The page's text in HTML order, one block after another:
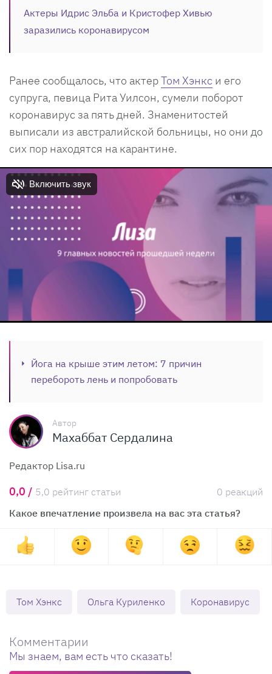
Актеры Идрис Эльба и Кристофер Хивью
заразились коронавирусом
Ранее сообщалось, что актерТом Хэнкс и его
супруга, певица Рита Уилсон, сумели поборот
коронавирус за пять дней. Знаменитостей
выписали из австралийской больницы, но они до
сих пор находятся на карантине.
Йога на крыше этим летом: 7 причин
перебороть лень и попробовать
Автор
Махаббат Сердалина
Редактор Lisa.ru
0,0 / 5,0 рейтинг статьи
0 реакций
Какое впечатление произвела на вас эта статья?
Том Хэнкс Ольга Куриленко Коронавирус
Комментарии
Мы знаем, вам есть что сказать!